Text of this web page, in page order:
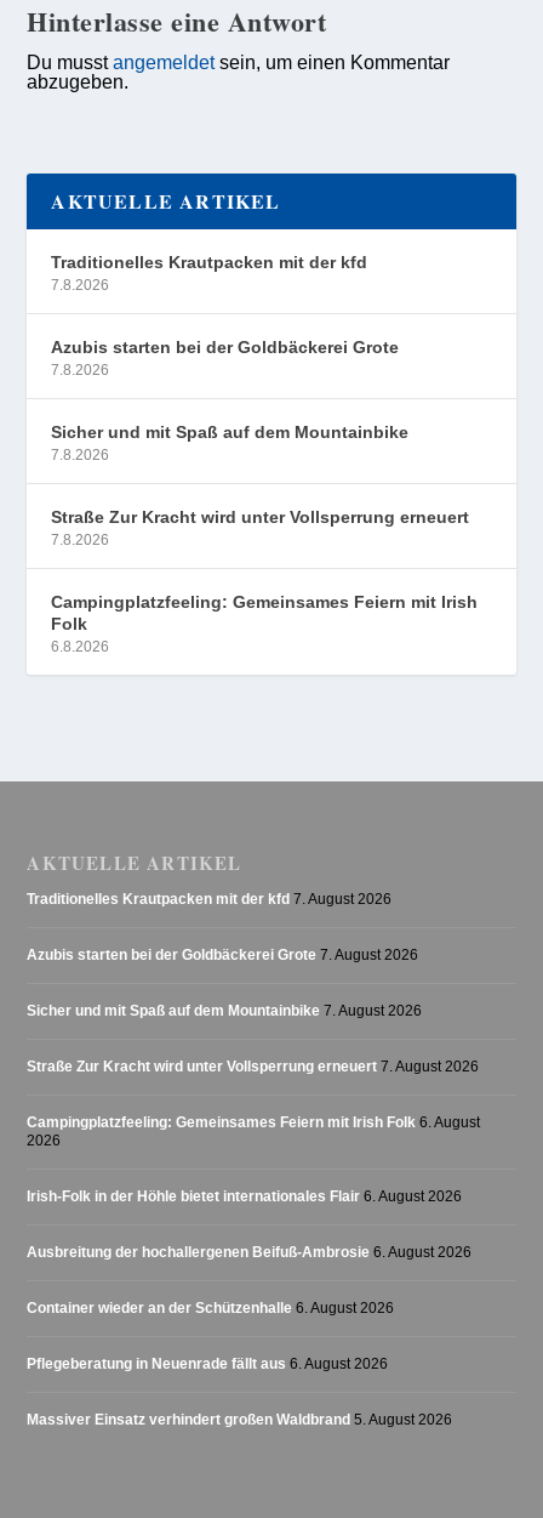
Hinterlasse eine Antwort
Du musstangemeldetsein, um einen Kommentar
abzugeben.
AKTUELLE ARTIKEL
Traditionelles Krautpacken mit der kfd
7.8.2026
Azubis starten bei der Goldbäckerei Grote
7.8.2026
Sicher und mit Spaß auf dem Mountainbike
7.8.2026
Straße Zur Kracht wird unter Vollsperrung erneuert
7.8.2026
Campingplatzfeeling: Gemeinsames Feiern mit Irish
Folk
6.8.2026
AKTUELLE ARTIKEL
Traditionelles Krautpacken mit der kfd 7. August 2026
Azubis starten bei der Goldbäckerei Grote 7. August 2026
Sicher und mit Spaß auf dem Mountainbike 7. August 2026
Straße Zur Kracht wird unter Vollsperrung erneuert 7. August 2026
Campingplatzfeeling: Gemeinsames Feiern mit Irish Folk 6. August
2026
Irish-Folk in der Höhle bietet internationales Flair 6. August 2026
Ausbreitung der hochallergenen Beifuß-Ambrosie 6. August 2026
Container wieder an der Schützenhalle 6. August 2026
Pflegeberatung in Neuenrade fällt aus 6. August 2026
Massiver Einsatz verhindert großen Waldbrand 5. August 2026